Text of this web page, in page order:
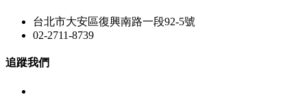
台北市大安區復興南路一段92-5號
02-2711-8739
追蹤我們